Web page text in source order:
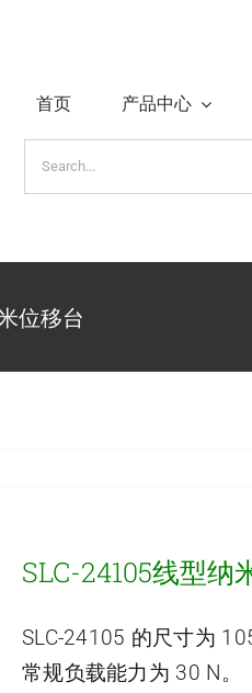
首页 产品中心
索：
位移台
SLC-24105线型纳
SLC-24105 的尺寸为
常规负载能力为 30 N。